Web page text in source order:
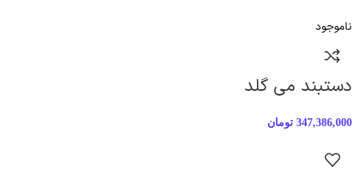
ناموجود
دستبند می گلد
347,386,000 تومان